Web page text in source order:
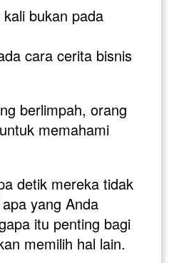
bukan pada
cara cerita bisnis
berlimpah, orang
memahami
detik mereka tidak
yang Anda
itu penting bagi
memilih hal lain.